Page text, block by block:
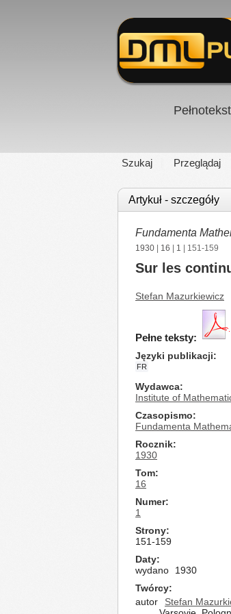
Szukaj Przeglądaj
Artykuł - szczegóły
Fundamenta
1930 16 1 | 151-159
Sur les
Stefan Mazurkiewicz
Pełne teksty:
Języki publikacji
FR
Wydawca
Institute of
Czasopismo
Fundamenta
Rocznik
1930
Tom
16
Numer
1
Strony
151-159
Daty
wydano
1930
Twórcy
autor
Stefan